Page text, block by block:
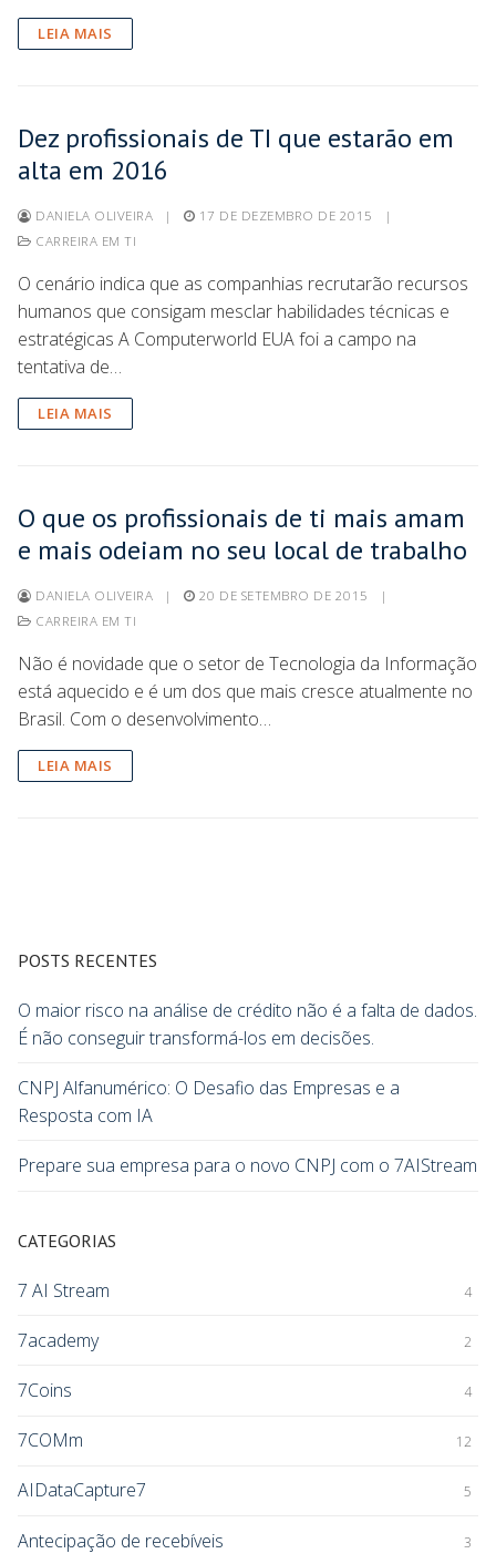
LEIA MAIS
Dez profissionais de TI que estarão em
alta em 2016
DANIELA OLIVEIRA | 17 DE DEZEMBRO DE 2015
|
CARREIRA EM TI
O cenário indica que as companhias recrutarão recursos
humanos que consigam mesclar habilidades técnicas e
estratégicas A Computerworld EUA foi a campo na
tentativa de…
LEIA MAIS
O que os profissionais de ti mais amam
e mais odeiam no seu local de trabalho
DANIELA OLIVEIRA | 20 DE SETEMBRO DE 2015
|
CARREIRA EM TI
Não é novidade que o setor de Tecnologia da Informação
está aquecido e é um dos que mais cresce atualmente no
Brasil. Com o desenvolvimento…
LEIA MAIS
POSTS RECENTES
O maior risco na análise de crédito não é a falta de dados.
É não conseguir transformá-los em decisões.
CNPJ Alfanumérico: O Desafio das Empresas e a
Resposta com IA
Prepare sua empresa para o novo CNPJ com o 7AIStream
CATEGORIAS
7 AI Stream 4
7academy 2
7Coins 4
7COMm 12
AIDataCapture7 5
Antecipação de recebíveis 3